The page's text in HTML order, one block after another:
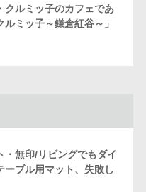
クルミッ子のカフェであ
ミッ子～鎌倉紅谷～」
・無印/リビングでもダイ
ーブル用マット、失敗し